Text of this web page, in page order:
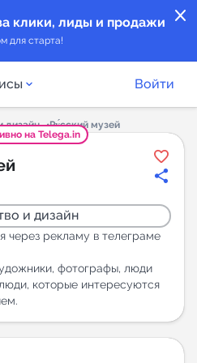
close
клики, лиды и продажи
для старта!
каналов в Telegram
Войти
дизайн
Ру́сский музей
на Telega.in
и дизайн
через рекламу в телеграме
фотографы, люди
которые интересуются